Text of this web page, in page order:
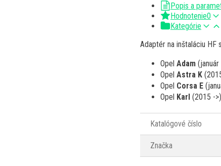
Popis a
Hodnotenie0
Kategórie
Adaptér na inštaláciu HF
Opel Adam
Opel Astra K
Opel Corsa E
Opel Karl (2015 ->)
Katalógové číslo
Značka